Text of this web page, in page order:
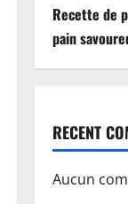
Recette de
pain
RECENT
Aucun